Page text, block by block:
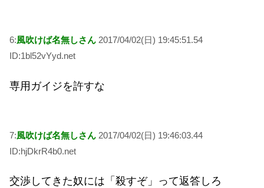
6:風吹けば名無しさん 2017/04/02(日) 19:45:51.54
ID:1bl52vYyd.net
専用ガイジを許すな
7:風吹けば名無しさん 2017/04/02(日) 19:46:03.44
ID:hjDkrR4b0.net
交渉してきた奴には「殺すぞ」って返答しろ